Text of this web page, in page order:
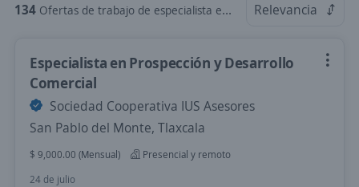
134 Ofertas de trabajo de especialista en Tlaxcala Relevancia
Especialista en Prospección y Desarrollo
Comercial
Sociedad Cooperativa IUS Asesores
San Pablo del Monte, Tlaxcala
$ 9,000.00 (Mensual)
Presencial y remoto
24 de julio